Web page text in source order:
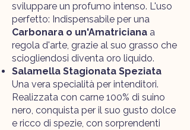
sviluppare un profumo intenso. L'uso
perfetto: Indispensabile per una
Carbonara o un'Amatriciana a
regola d'arte, grazie al suo grasso che
sciogliendosi diventa oro liquido.
Salamella Stagionata Speziata
Una vera specialità per intenditori.
Realizzata con carne 100% di suino
nero, conquista per il suo gusto dolce
e ricco di spezie, con sorprendenti